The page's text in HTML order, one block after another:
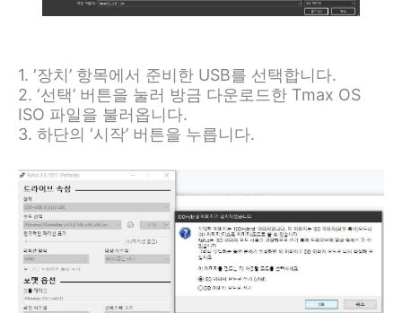
1. ‘장치’ 항목에서 준비한 USB를 선택합니다.
2. ‘선택’ 버튼을 눌러 방금 다운로드한 Tmax OS
ISO 파일을 불러옵니다.
3. 하단의 ‘시작’ 버튼을 누릅니다.